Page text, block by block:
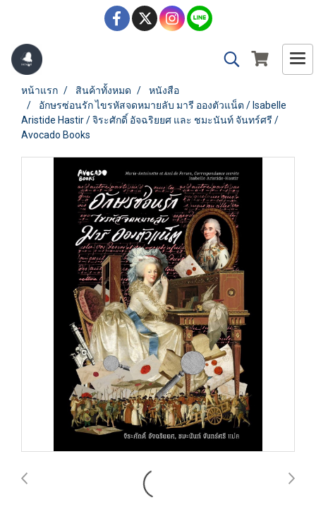
หน้าแรก สินค้าทั้งหมด
หนังสือ
อักษรซ่อนรัก ไขรหัสจดหมายลับ มารี อองตัวแน็ต / Isabelle
Aristide Hastir / จิระศักดิ์ อัจฉริยยศ และ ชมะนันท์ จันทร์ศรี /
Avocado Books